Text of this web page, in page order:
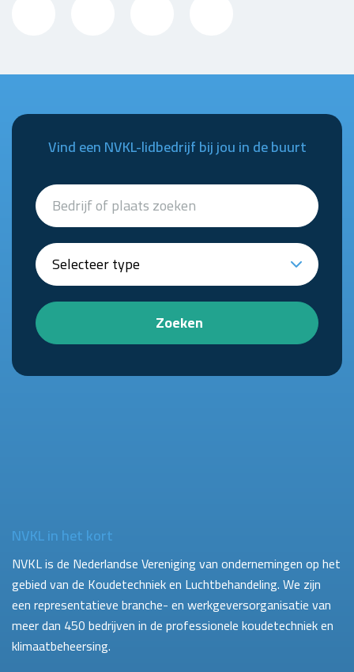
Vind een NVKL-lidbedrijf bij jou in de buurt
Zoeken
NVKL in het kort
NVKL is de Nederlandse Vereniging van ondernemingen op het
gebied van de Koudetechniek en Luchtbehandeling. We zijn
een representatieve branche- en werkgeversorganisatie van
meer dan 450 bedrijven in de professionele koudetechniek en
klimaatbeheersing.